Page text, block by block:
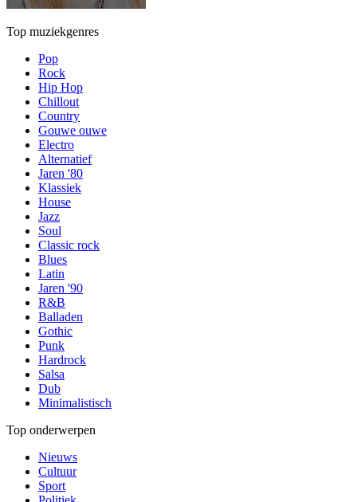
Top muziekgenres
Pop
Rock
Hip Hop
Chillout
Country
Gouwe ouwe
Electro
Alternatief
Jaren '80
Klassiek
House
Jazz
Soul
Classic rock
Blues
Latin
Jaren '90
R&B
Balladen
Gothic
Punk
Hardrock
Salsa
Dub
Minimalistisch
Top onderwerpen
Nieuws
Cultuur
Sport